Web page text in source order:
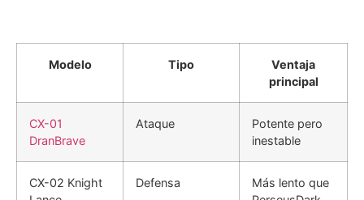
Modelo Tipo
Ventaja
principal
CX-01
DranBrave
Ataque
Potente pero
inestable
CX-02 Knight
Defensa
Más lento que